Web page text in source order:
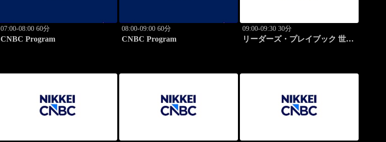
07:00-08:00 60分
CNBC Program
08:00-09:00 60分
CNBC Program
09:00-09:30 30分
リーダーズ・プレイブック 世界